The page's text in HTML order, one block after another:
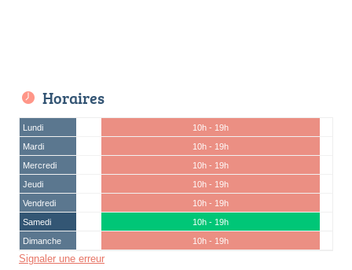
Horaires
Lundi
10h - 19h
Mardi
10h - 19h
Mercredi
10h - 19h
Jeudi
10h - 19h
Vendredi
10h - 19h
Samedi
10h - 19h
Dimanche
10h - 19h
Signaler une erreur